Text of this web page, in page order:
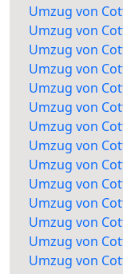
Umzug von
Umzug von
Umzug von
Umzug von
Umzug von
Umzug von
Umzug von
Umzug von
Umzug von
Umzug von
Umzug von
Umzug von
Umzug von
Umzug von